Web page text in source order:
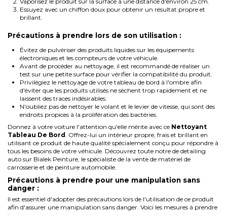
Essuyez avec un chiffon doux pour obtenir un résultat propre et
brillant.
Précautions à prendre lors de son utilisation :
Évitez de pulvériser des produits liquides sur les équipements
électroniques et les compteurs de votre véhicule.
Avant de procéder au nettoyage, il est recommandé de réaliser un
test sur une petite surface pour vérifier la compatibilité du produit.
Privilégiez le nettoyage de votre tableau de bord à l'ombre afin
d'éviter que les produits utilisés ne sèchent trop rapidement et ne
laissent des traces indésirables.
N'oubliez pas de nettoyer le volant et le levier de vitesse, qui sont des
endroits propices à la prolifération des bactéries.
Donnez à votre voiture l'attention qu'elle mérite avec ce Nettoyant
Tableau De Bord . Offrez-lui un intérieur propre, frais et brillant en
utilisant ce produit de haute qualité spécialement conçu pour répondre à
tous les besoins de votre véhicule. Découvrez toute notre de detailing
auto sur Bialek Peinture, le spécialiste de la vente de matériel de
carrosserie et de peinture automobile
Précautions à prendre pour une manipulation sans
danger :
Il est essentiel d'adopter des précautions lors de l'utilisation de ce produit
afin d'assurer une manipulation sans danger. Voici les mesures à prendre